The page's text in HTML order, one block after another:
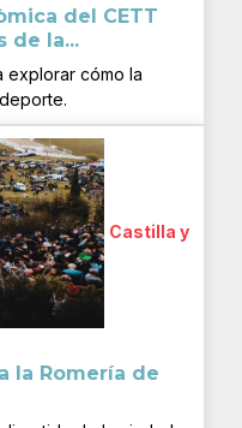
del CETT
de la...
explorar cómo la
Castilla y
la Romería de